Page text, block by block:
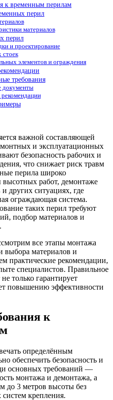
к временным перилам
перил
материалов
перил
и проектирование
стоек
элементов и ограждения
требования
документы
важной составляющей
и эксплуатационных
безопасность рабочих и
что снижает риск травм
перила широко
работ, демонтаже
других ситуациях, где
ограждающая система.
таких перил требуют
подбор материалов и
все этапы монтажа
выбора материалов и
практические рекомендации,
специалистов. Правильное
только гарантирует
повышению эффективности
к
определённым
обеспечить безопасность и
основных требований —
монтажа и демонтажа, а
до 3 метров высоты без
крепления.